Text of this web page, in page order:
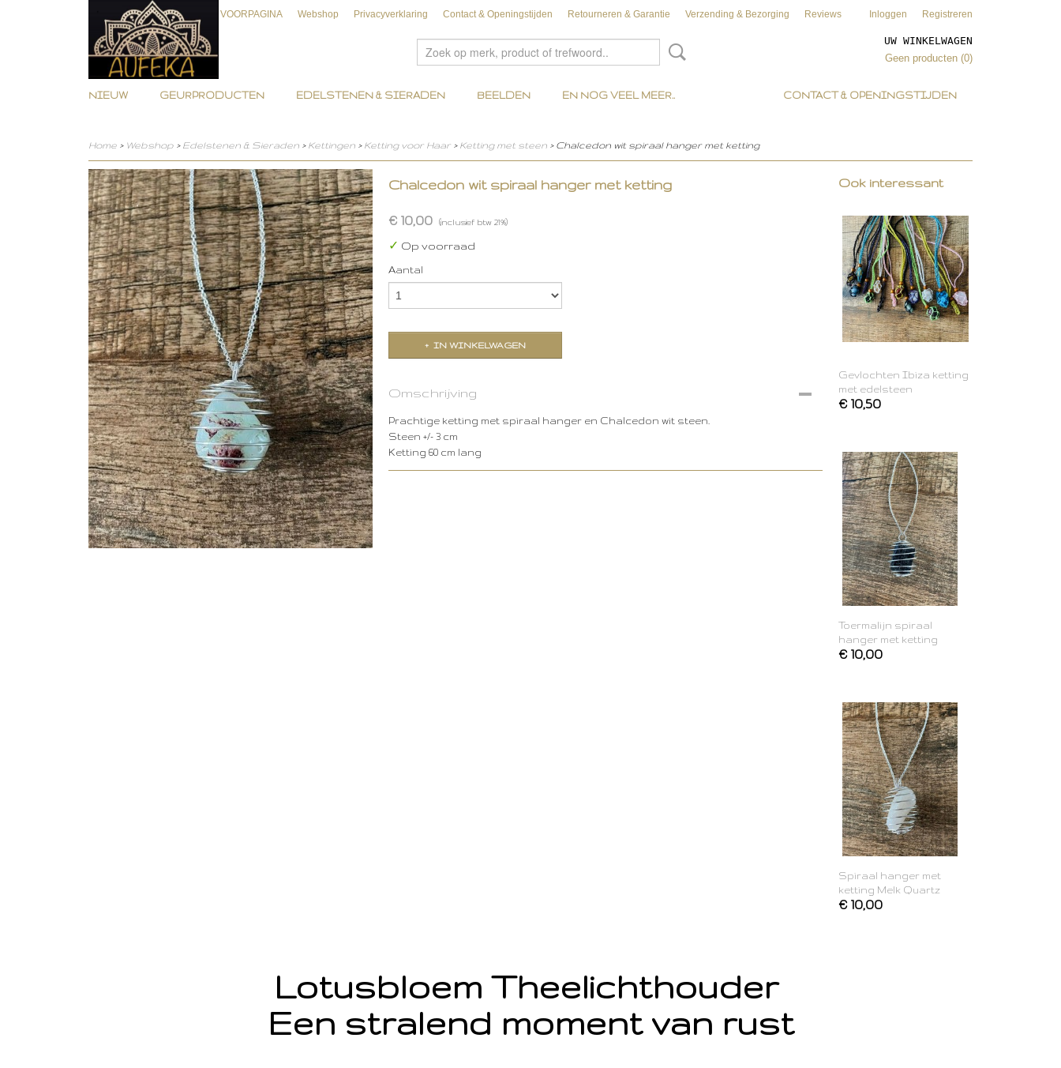
VOORPAGINA Webshop Privacyverklaring Contact & Openingstijden Retourneren & Garantie Verzending & Bezorging Reviews Inloggen Registreren
UW WINKELWAGEN
Geen producten (0)
CONTACT & OPENINGSTIJDEN
NIEUW GEURPRODUCTEN EDELSTENEN & SIERADEN BEELDEN EN NOG VEEL MEER..
Home > Webshop > Edelstenen & Sieraden > Kettingen > Ketting voor Haar > Ketting met steen > Chalcedon wit spiraal hanger met ketting
Chalcedon wit spiraal hanger met ketting
€ 10,00 (inclusief btw 21%)
✓ Op voorraad
Aantal
IN WINKELWAGEN
Omschrijving
Prachtige ketting met spiraal hanger en Chalcedon wit steen.
Steen +/- 3 cm
Ketting 60 cm lang
Ook interessant
Gevlochten Ibiza ketting
met edelsteen
€ 10,50
Toermalijn spiraal
hanger met ketting
€ 10,00
Spiraal hanger met
ketting Melk Quartz
€ 10,00
Lotusbloem Theelichthouder
Een stralend moment van rust